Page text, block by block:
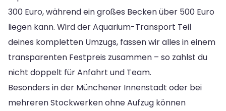
300 Euro, während ein großes Becken über 500 Euro
liegen kann. Wird der Aquarium-Transport Teil
deines kompletten Umzugs, fassen wir alles in einem
transparenten Festpreis zusammen – so zahlst du
nicht doppelt für Anfahrt und Team.
Besonders in der Münchener Innenstadt oder bei
mehreren Stockwerken ohne Aufzug können